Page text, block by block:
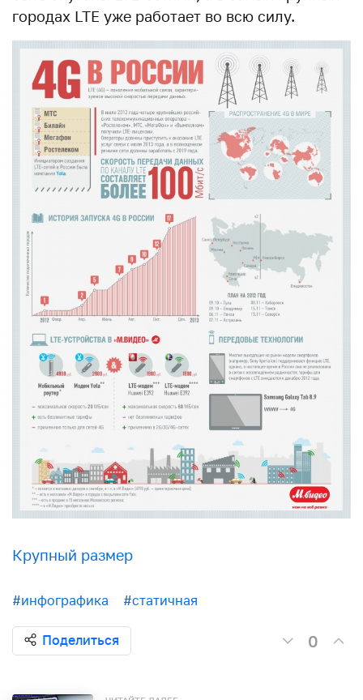
городах LTE уже работает во всю силу.
Крупный размер
#инфографика #статичная
Поделиться 0